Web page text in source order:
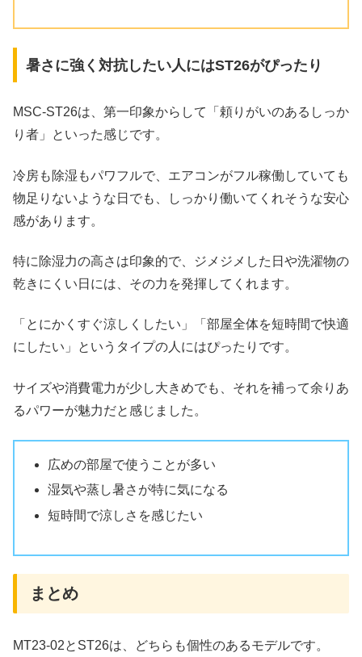
暑さに強く対抗したい人にはST26がぴったり
MSC-ST26は、第一印象からして「頼りがいのあるしっか
り者」といった感じです。
冷房も除湿もパワフルで、エアコンがフル稼働していても
物足りないような日でも、しっかり働いてくれそうな安心
感があります。
特に除湿力の高さは印象的で、ジメジメした日や洗濯物の
乾きにくい日には、その力を発揮してくれます。
「とにかくすぐ涼しくしたい」「部屋全体を短時間で快適
にしたい」というタイプの人にはぴったりです。
サイズや消費電力が少し大きめでも、それを補って余りあ
るパワーが魅力だと感じました。
広めの部屋で使うことが多い
湿気や蒸し暑さが特に気になる
短時間で涼しさを感じたい
まとめ
MT23-02とST26は、どちらも個性のあるモデルです。